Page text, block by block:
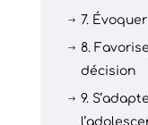
$ 7.
$
8.
décision
$ 9.